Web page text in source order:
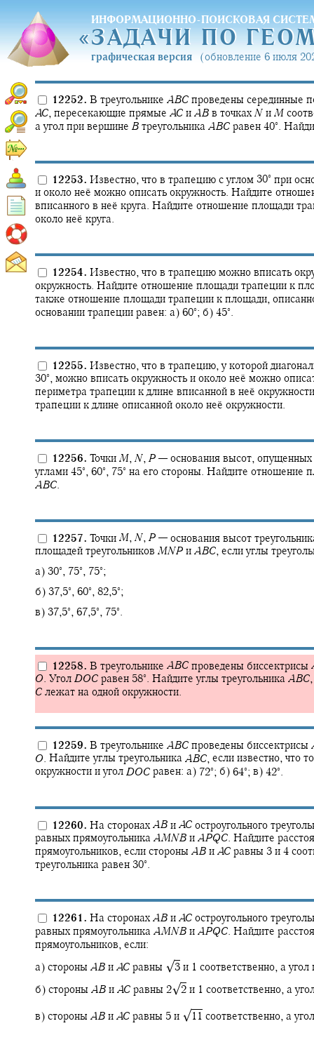
ИНФОРМАЦИОННО-ПОИСКОВАЯ
«ЗАДАЧИ ПО
«ЗАДАЧИ ПО
графическая версия (обновление 6 июля
12252. В треугольнике ABC проведены серединные
AC, пересекающие прямые AC и AB в точках N и M
а угол при вершине B треугольника ABC равен 40‍∘ .
12253. Известно, что в трапецию с углом 30‍∘ при
и около неё можно описать окружность. Найдите
вписанного в неё круга. Найдите отношение площади
около неё круга.
12254. Известно, что в трапецию можно вписать
окружность. Найдите отношение площади трапеции к
также отношение площади трапеции к площади,
основании трапеции равен: а) 60‍∘ ; б) 45‍∘ .
12255. Известно, что в трапецию, у которой
30‍∘ , можно вписать окружность и около неё можно
периметра трапеции к длине вписанной в неё
трапеции к длине описанной около неё окружности.
12256. Точки M, N, P — основания высот,
углами 45‍∘ , 60‍∘ , 75‍∘ на его стороны. Найдите отношение
ABC.
12257. Точки M, N, P — основания высот
площадей треугольников MNP и ABC, если углы
а) 30‍∘ , 75‍∘ , 75‍∘ ;
б) 37,5‍∘ , 60‍∘ , 82,5‍∘ ;
в) 37,5‍∘ , 67,5‍∘ , 75‍∘ .
12258. В треугольнике ABC проведены биссектрисы
O. Угол DOC равен 58‍∘ . Найдите углы треугольника ABC,
C лежат на одной окружности.
12259. В треугольнике ABC проведены биссектрисы
O. Найдите углы треугольника ABC, если известно, что
окружности и угол DOC равен: а) 72‍∘ ; б) 64‍∘ ; в) 42‍∘ .
12260. На сторонах AB и AC остроугольного
равных прямоугольника AMNB и APQC. Найдите
прямоугольников, если стороны AB и AC равны 3 и 4
треугольника равен 30‍∘ .
12261. На сторонах AB и AC остроугольного
равных прямоугольника AMNB и APQC. Найдите
прямоугольников, если:
а) стороны AB и AC равны √3 и 1 соответственно, а
б) стороны AB и AC равны 2‍√2 и 1 соответственно, а
в) стороны AB и AC равны 5 и √11 соответственно, а